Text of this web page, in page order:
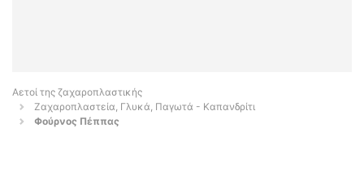
Αετοί της ζαχαροπλαστικής
Ζαχαροπλαστεία, Γλυκά, Παγωτά - Καπανδρίτι
Φούρνος Πέππας